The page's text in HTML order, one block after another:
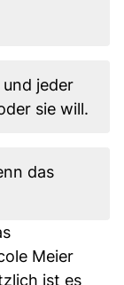
jeder
sie will.
das
Meier
ist es